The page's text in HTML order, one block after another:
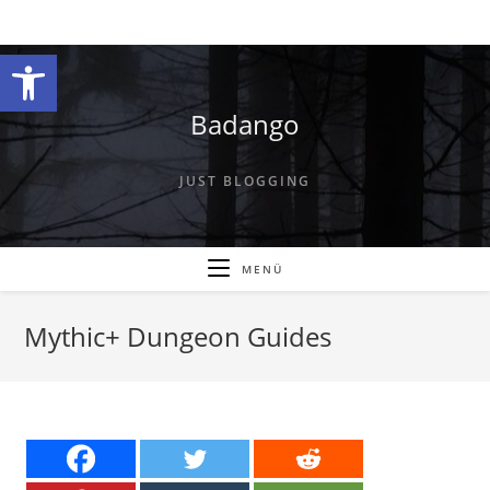
Werkzeugleiste öffnen
Inhalt
springen
Badango
JUST BLOGGING
MENÜ
Mythic+ Dungeon Guides